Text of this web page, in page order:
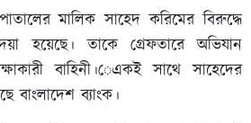
মালিক সাহেদ করিমের বিরুদ্ধে
হয়েছে। তাকে গ্রেফতারে অভিযান
বাহিনী।েএকই সাথে সাহেদের
বাংলাদেশ ব্যাংক।